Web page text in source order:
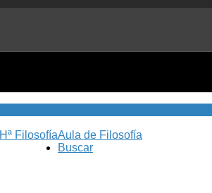
Aula de Filosofía
Hª Filosofía
Buscar